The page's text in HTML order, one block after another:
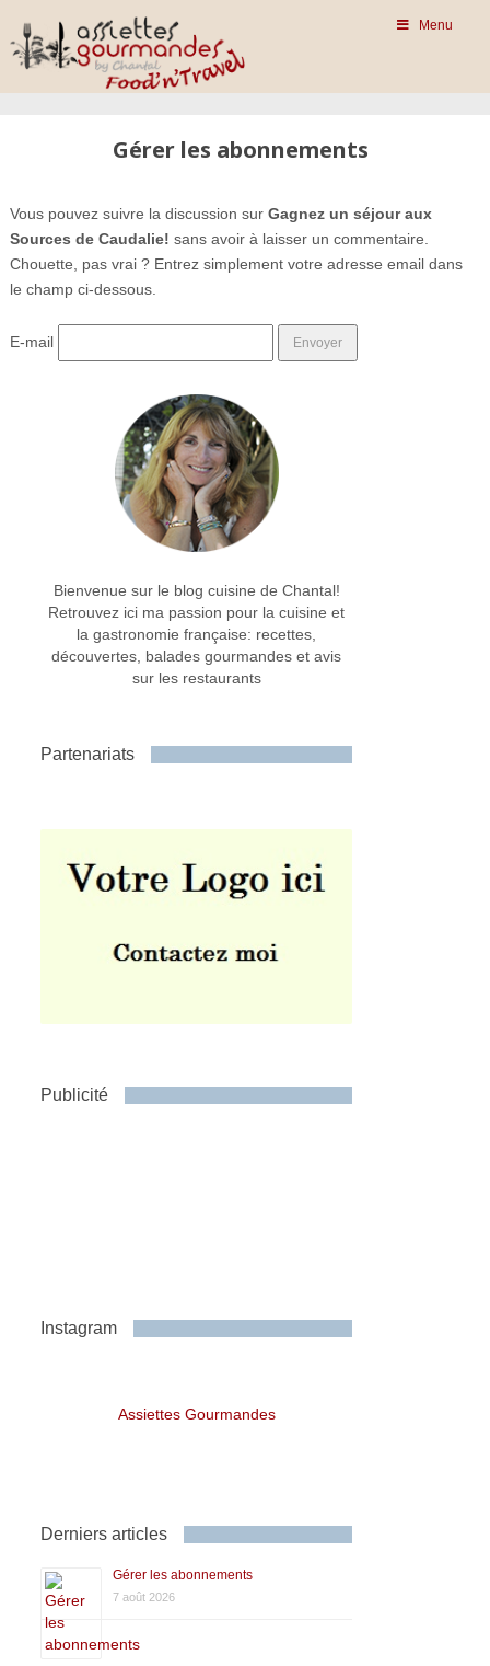
Menu
Gérer les abonnements
Vous pouvez suivre la discussion sur Gagnez un séjour aux
Sources de Caudalie! sans avoir à laisser un commentaire.
Chouette, pas vrai ? Entrez simplement votre adresse email dans
le champ ci-dessous.
E-mail
Bienvenue sur le blog cuisine de Chantal!
Retrouvez ici ma passion pour la cuisine et
la gastronomie française: recettes,
découvertes, balades gourmandes et avis
sur les restaurants
Partenariats
Publicité
Instagram
Assiettes Gourmandes
Derniers articles
Gérer les abonnements
7 août 2026